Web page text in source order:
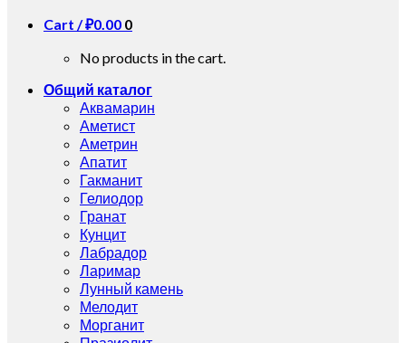
Cart /₽0.00 0
No products in the cart.
Общий каталог
Аквамарин
Аметист
Аметрин
Апатит
Гакманит
Гелиодор
Гранат
Кунцит
Лабрадор
Ларимар
Лунный камень
Мелодит
Морганит